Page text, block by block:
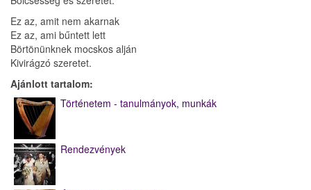
Ez az, amit nem akarnak
Ez az, ami bűntett lett
Börtönünknek mocskos alján
Kivirágzó szeretet.
Ajánlott tartalom:
Történetem - tanulmányok, munkák
Rendezvények